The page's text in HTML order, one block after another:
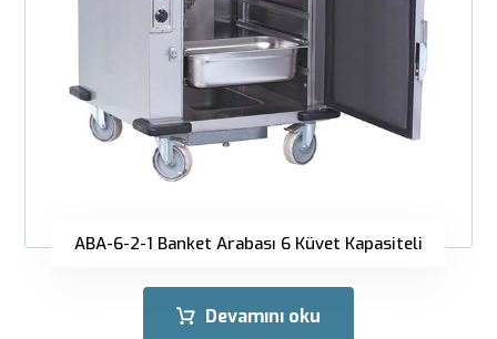
ABA-6-2-1 Banket Arabası 6 Küvet Kapasiteli
Devamını oku